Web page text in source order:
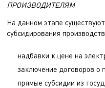
ПРОИЗВОДИТЕЛЯМ
На данном этапе
субсидирования
надбавки к цене на
заключение договоров о
прямые субсидии из